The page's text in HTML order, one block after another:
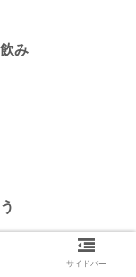
み
サイドバー